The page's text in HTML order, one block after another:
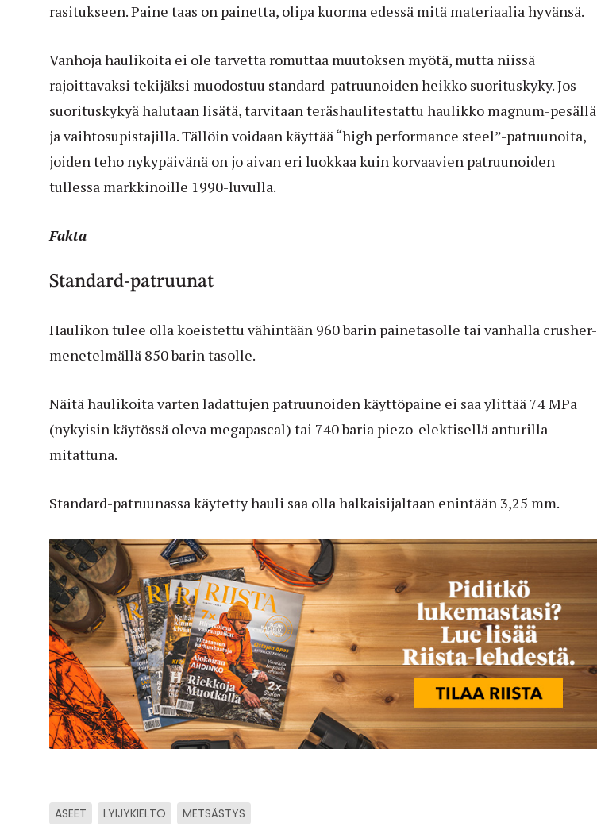
rasitukseen. Paine taas on painetta, olipa kuorma edessä mitä materiaalia hyvänsä.
Vanhoja haulikoita ei ole tarvetta romuttaa muutoksen myötä, mutta niissä
rajoittavaksi tekijäksi muodostuu standard-patruunoiden heikko suorituskyky. Jos
suorituskykyä halutaan lisätä, tarvitaan teräshaulitestattu haulikko magnum-pesällä
ja vaihtosupistajilla. Tällöin voidaan käyttää “high performance steel”-patruunoita,
joiden teho nykypäivänä on jo aivan eri luokkaa kuin korvaavien patruunoiden
tullessa markkinoille 1990-luvulla.
Fakta
Standard-patruunat
Haulikon tulee olla koeistettu vähintään 960 barin painetasolle tai vanhalla crusher-
menetelmällä 850 barin tasolle.
Näitä haulikoita varten ladattujen patruunoiden käyttöpaine ei saa ylittää 74 MPa
(nykyisin käytössä oleva megapascal) tai 740 baria piezo-elektisellä anturilla
mitattuna.
Standard-patruunassa käytetty hauli saa olla halkaisijaltaan enintään 3,25 mm.
ASEET LYIJYKIELTO METSÄSTYS